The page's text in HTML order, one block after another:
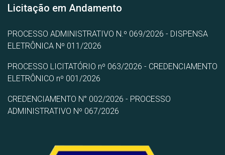
Licitação em Andamento
PROCESSO ADMINISTRATIVO N.º 069/2026 - DISPENSA
ELETRÔNICA Nº 011/2026
PROCESSO LICITATÓRIO nº 063/2026 - CREDENCIAMENTO
ELETRÔNICO nº 001/2026
CREDENCIAMENTO N° 002/2026 - PROCESSO
ADMINISTRATIVO Nº 067/2026